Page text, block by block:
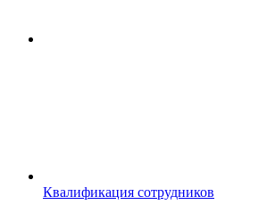
Квалификация сотрудников